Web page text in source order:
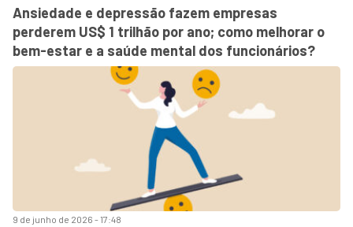
9 de junho de 2026 - 17:48
Ansiedade e depressão fazem empresas
perderem US$ 1 trilhão por ano; como melhorar o
bem-estar e a saúde mental dos funcionários?